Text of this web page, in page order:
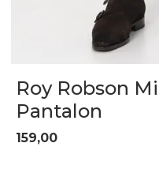
Roy Robson
Pantalon
159,00